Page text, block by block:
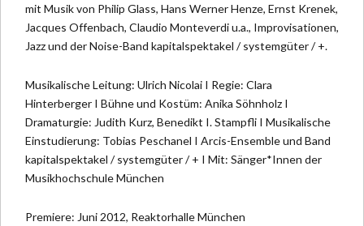
mit Musik von Philip Glass, Hans Werner Henze, Ernst Krenek,
Jacques Offenbach, Claudio Monteverdi u.a., Improvisationen,
Jazz und der Noise-Band kapitalspektakel / systemgüter / +.
Musikalische Leitung: Ulrich Nicolai I Regie: Clara
Hinterberger I Bühne und Kostüm: Anika Söhnholz I
Dramaturgie: Judith Kurz, Benedikt I. Stampfli I Musikalische
Einstudierung: Tobias Peschanel I Arcis-Ensemble und Band
kapitalspektakel / systemgüter / + I Mit: Sänger*Innen der
Musikhochschule München
Premiere: Juni 2012, Reaktorhalle München